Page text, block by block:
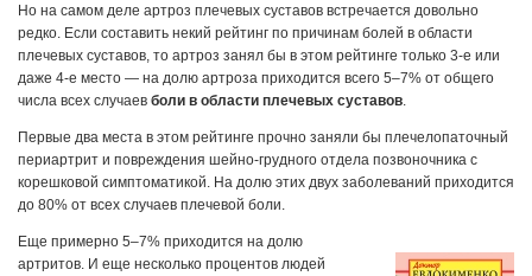
Но на самом деле артроз плечевых суставов встречается довольно
редко. Если составить некий рейтинг по причинам болей в области
плечевых суставов, то артроз занял бы в этом рейтинге только 3-е или
даже 4-е место — на долю артроза приходится всего 5–7% от общего
числа всех случаев боли в области плечевых суставов
Первые два места в этом рейтинге прочно заняли бы плечелопаточный
периартрит и повреждения шейно-грудного отдела позвоночника с
корешковой симптоматикой. На долю этих двух заболеваний приходится
до 80% от всех случаев плечевой боли.
Еще примерно 5–7% приходится на долю
артритов. И еще несколько процентов людей